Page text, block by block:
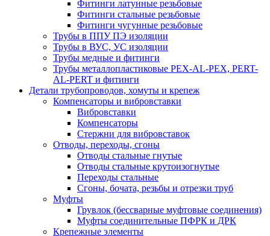
Фитинги латунные резьбовые
Фитинги стальные резьбовые
Фитинги чугунные резьбовые
Трубы в ППУ ПЭ изоляции
Трубы в ВУС, УС изоляции
Трубы медные и фитинги
Трубы металлопластиковые PEX-AL-PEX, PERT-
AL-PERT и фитинги
Детали трубопроводов, хомуты и крепеж
Компенсаторы и вибровставки
Вибровставки
Компенсаторы
Стержни для вибровставок
Отводы, переходы, сгоны
Отводы стальные гнутые
Отводы стальные крутоизогнутые
Переходы стальные
Сгоны, бочата, резьбы и отрезки труб
Муфты
Грувлок (бессварные муфтовые соединения)
Муфты соединительные ПФРК и ДРК
Крепежные элементы